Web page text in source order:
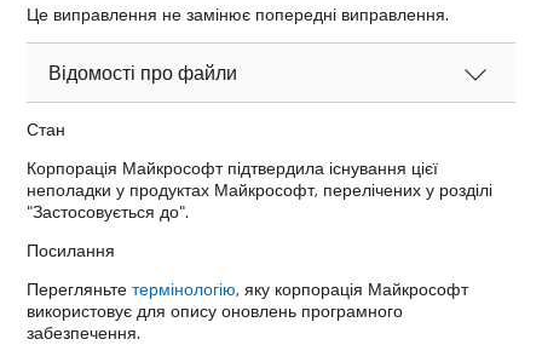
Це виправлення не замінює попередні виправлення.
Відомості про файли
Стан
Корпорація Майкрософт підтвердила існування цієї
неполадки у продуктах Майкрософт, перелічених у розділі
"Застосовується до".
Посилання
Перегляньтетермінологію, яку корпорація Майкрософт
використовує для опису оновлень програмного
забезпечення.